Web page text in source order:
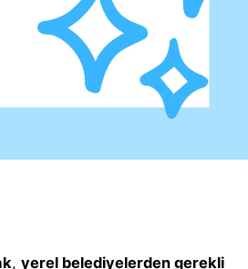
,yerel belediyelerden gerekli